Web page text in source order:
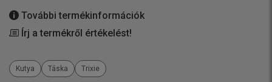
További termékinformációk
Írj a termékről értékelést!
Kutya Táska Trixie